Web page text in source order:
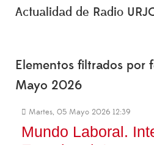
Actualidad de Radio
Elementos filtrados por
Mayo 2026
Martes, 05 Mayo 2026 12:39
Mundo Laboral.